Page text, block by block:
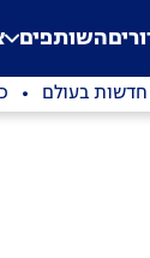
השותפים
חדשות בעולם